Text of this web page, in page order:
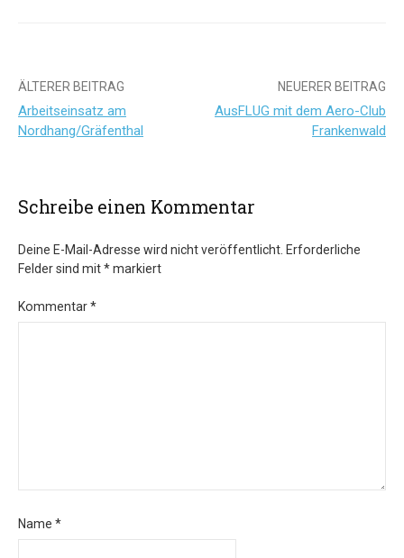
Beitrags-
Navigation
ÄLTERER BEITRAG
Arbeitseinsatz am
Nordhang/Gräfenthal
NEUERER BEITRAG
AusFLUG mit dem Aero-Club
Frankenwald
Schreibe einen Kommentar
Deine E-Mail-Adresse wird nicht veröffentlicht. Erforderliche
Felder sind mit*markiert
Kommentar*
Name *